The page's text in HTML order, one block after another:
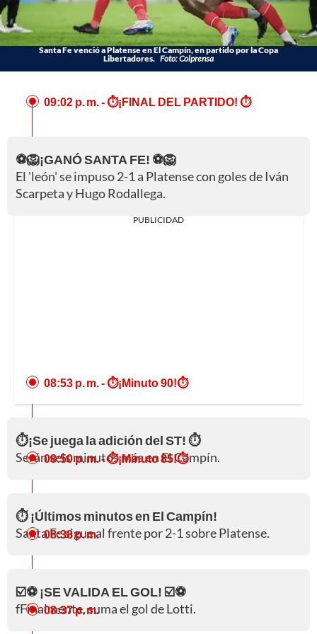
Santa Fe venció a Platense en El Campín, en partido por la Copa
Libertadores. Foto: Colprensa
09:02 p. m. - ⏱️¡FINAL DEL PARTIDO! ⏱️
⚽🦁¡GANÓ SANTA FE! ⚽🦁
El 'león' se impuso 2-1 a Platense con goles de Iván
Scarpeta y Hugo Rodallega.
PUBLICIDAD
08:53 p. m. - ⏱️¡Minuto 90!⏱️
⏱️¡Se juega la adición del ST! ⏱️
Serán seis minutos más en El Campín.
08:50 p. m.- ⏱️¡Minuto 85!⏱️
⏱️ ¡Últimos minutos en El Campín!
Santa Fe sigue al frente por 2-1 sobre Platense.
08:38 p. m.
☑️⚽ ¡SE VALIDA EL GOL! ☑️⚽
fFinalmente, suma el gol de Lotti.
08:37 p. m.